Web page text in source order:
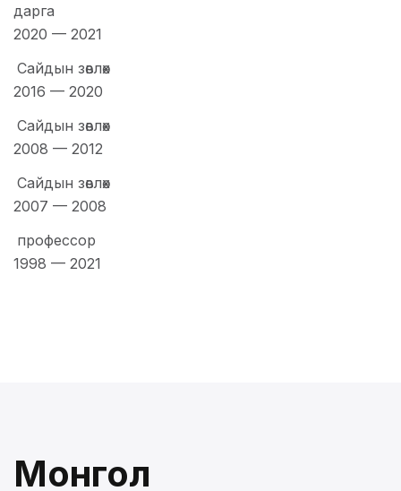
дарга
2020 — 2021
Сайдын зөвлөх
2016 — 2020
Сайдын зөвлөх
2008 — 2012
Сайдын зөвлөх
2007 — 2008
профессор
1998 — 2021
Монгол